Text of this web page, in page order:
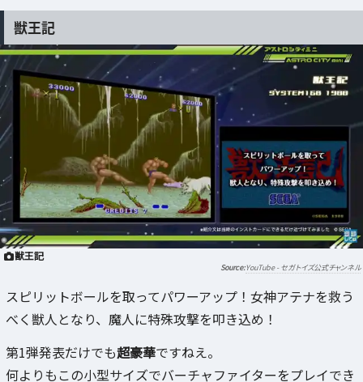
獣王記
獣王記
YouTube - セガトイズ公式チャンネル
スピリットボールを取ってパワーアップ！女神アテナを救う
べく獣人となり、魔人に特殊攻撃を叩き込め！
第1弾発表だけでも超豪華ですねえ。
何よりもこの小型サイズでバーチャファイターをプレイでき